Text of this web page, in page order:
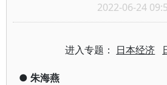
2022-06-24
进入专题： 日本经济
● 朱海燕